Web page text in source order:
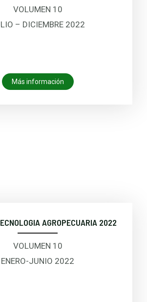
VOLUMEN 10
– DICIEMBRE 2022
Más información
AGROPECUARIA 2022
VOLUMEN 10
ENERO-JUNIO 2022